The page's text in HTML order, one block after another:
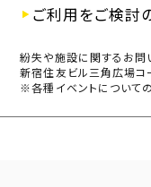
ご利用をご検討
紛失や施設に関するお問
新宿住友ビル三角広場
※各種イベントについて